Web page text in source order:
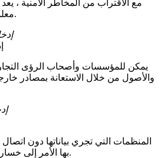
مع الاقتراب من المخاطر الأمنية ،
معلومات الأعمال أمرًا أساسيًا.
يمكن للمؤسسات وأصحاب الرؤى
والأصول من خلال الاستعانة بمصادر
المنظمات التي تجري بياناتها دون
بها الأمر إلى خسارة الوقت والأصول المربحة.